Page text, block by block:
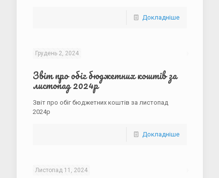
Докладніше
Грудень 2, 2024
Звіт про обіг бюджетних коштів за
листопад 2024р
Звіт про обіг бюджетних коштів за листопад
2024р
Докладніше
Листопад 11, 2024